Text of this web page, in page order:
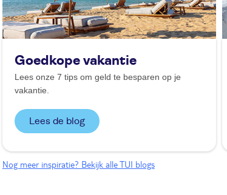
Goedkope vakantie
Lees onze 7 tips om geld te besparen op je
vakantie.
Lees de blog
Nog meer inspiratie? Bekijk alle TUI blogs